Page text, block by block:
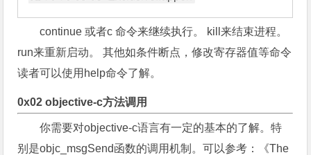
continue 或者c 命令来继续执行。 kill来结束进程。
run来重新启动。 其他如条件断点，修改寄存器值等命令
读者可以使用help命令了解。
0x02 objective-c方法调用
你需要对objective-c语言有一定的基本的了解。特
别是objc_msgSend函数的调用机制。可以参考：《The